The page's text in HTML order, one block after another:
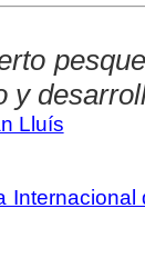
y
Lluís